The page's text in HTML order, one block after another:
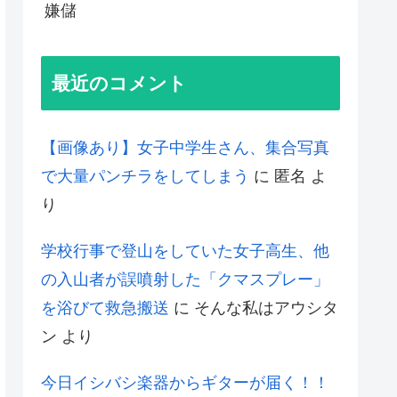
嫌儲
最近のコメント
【画像あり】女子中学生さん、集合写真
で大量パンチラをしてしまう に 匿名 よ
り
学校行事で登山をしていた女子高生、他
の入山者が誤噴射した「クマスプレー」
を浴びて救急搬送 に そんな私はアウシタ
ン より
今日イシバシ楽器からギターが届く！！